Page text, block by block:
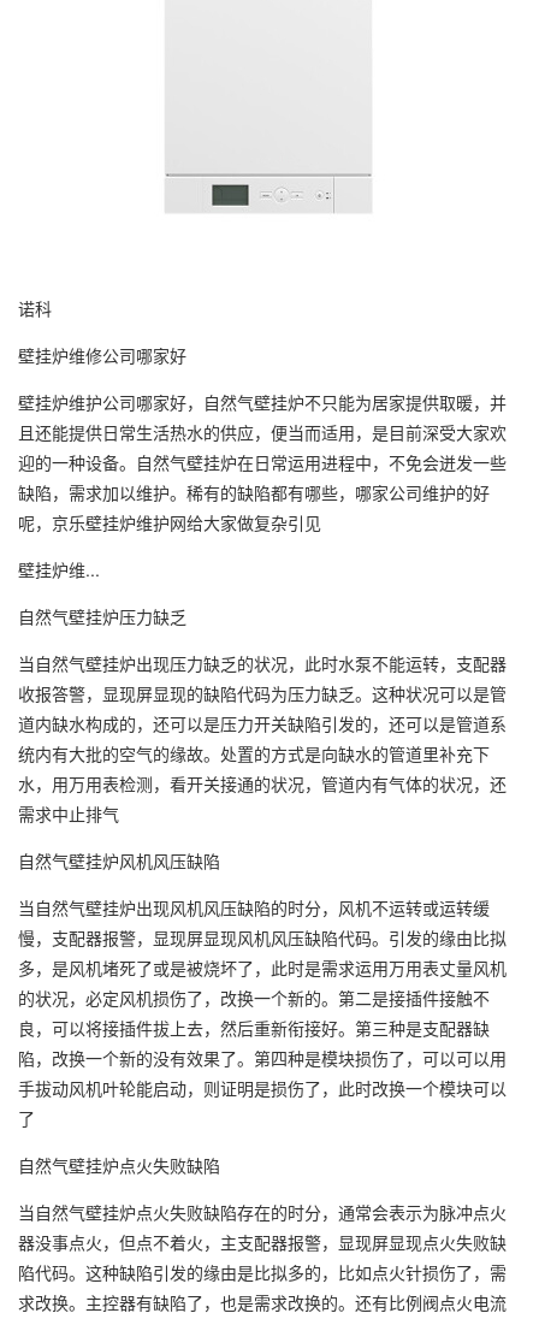
诺科
壁挂炉维修公司哪家好
壁挂炉维护公司哪家好，自然气壁挂炉不只能为居家提供取暖，并
且还能提供日常生活热水的供应，便当而适用，是目前深受大家欢
迎的一种设备。自然气壁挂炉在日常运用进程中，不免会迸发一些
缺陷，需求加以维护。稀有的缺陷都有哪些，哪家公司维护的好
呢，京乐壁挂炉维护网给大家做复杂引见
壁挂炉维...
自然气壁挂炉压力缺乏
当自然气壁挂炉出现压力缺乏的状况，此时水泵不能运转，支配器
收报答警，显现屏显现的缺陷代码为压力缺乏。这种状况可以是管
道内缺水构成的，还可以是压力开关缺陷引发的，还可以是管道系
统内有大批的空气的缘故。处置的方式是向缺水的管道里补充下
水，用万用表检测，看开关接通的状况，管道内有气体的状况，还
需求中止排气
自然气壁挂炉风机风压缺陷
当自然气壁挂炉出现风机风压缺陷的时分，风机不运转或运转缓
慢，支配器报警，显现屏显现风机风压缺陷代码。引发的缘由比拟
多，是风机堵死了或是被烧坏了，此时是需求运用万用表丈量风机
的状况，必定风机损伤了，改换一个新的。第二是接插件接触不
良，可以将接插件拔上去，然后重新衔接好。第三种是支配器缺
陷，改换一个新的没有效果了。第四种是模块损伤了，可以可以用
手拔动风机叶轮能启动，则证明是损伤了，此时改换一个模块可以
了
自然气壁挂炉点火失败缺陷
当自然气壁挂炉点火失败缺陷存在的时分，通常会表示为脉冲点火
器没事点火，但点不着火，主支配器报警，显现屏显现点火失败缺
陷代码。这种缺陷引发的缘由是比拟多的，比如点火针损伤了，需
求改换。主控器有缺陷了，也是需求改换的。还有比例阀点火电流